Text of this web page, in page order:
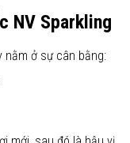
NV Sparkling
nằm ở sự cân bằng: